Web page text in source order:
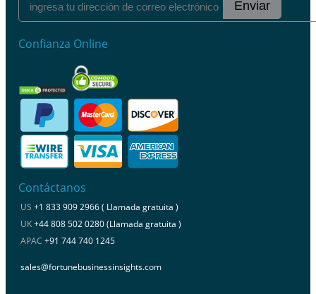
Enviar
Confianza Online
Contáctanos
US +1 833 909 2966 ( Llamada gratuita )
UK+44 808 502 0280 (Llamada gratuita )
APAC +91 744 740 1245
sales@fortunebusinessinsights.com